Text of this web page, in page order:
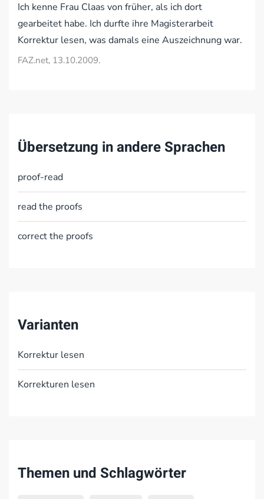
Ich kenne Frau Claas von früher, als ich dort
gearbeitet habe. Ich durfte ihre Magisterarbeit
Korrektur lesen, was damals eine Auszeichnung war.
FAZ.net, 13.10.2009.
Übersetzung in andere Sprachen
proof-read
read the proofs
correct the proofs
Varianten
Korrektur lesen
Korrekturen lesen
Themen und Schlagwörter